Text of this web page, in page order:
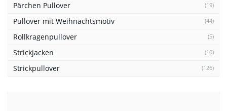
Pärchen Pullover (19)
Pullover mit Weihnachtsmotiv (44)
Rollkragenpullover (5)
Strickjacken (10)
Strickpullover (126)